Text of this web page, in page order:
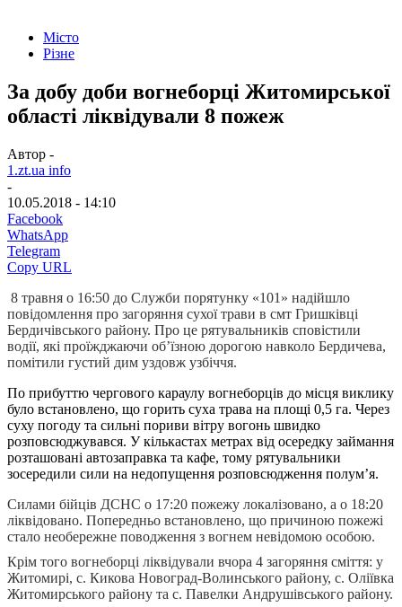
Місто
Різне
За добу доби вогнеборці Житомирської
області ліквідували 8 пожеж
Автор -
1.zt.ua info
-
10.05.2018 - 14:10
Facebook
WhatsApp
Telegram
Copy URL
8 травня о 16:50 до Служби порятунку «101» надійшло
повідомлення про загоряння сухої трави в смт Гришківці
Бердичівського району. Про це рятувальників сповістили
водії, які проїжджаючи об’їзною дорогою навколо Бердичева,
помітили густий дим уздовж узбіччя.
По прибуттю чергового караулу вогнеборців до місця виклику
було встановлено, що горить суха трава на площі 0,5 га. Через
суху погоду та сильні пориви вітру вогонь швидко
розповсюджувався. У кількастах метрах від осередку займання
розташовані автозаправка та кафе, тому рятувальники
зосередили сили на недопущення розповсюдження полум’я.
Силами бійців ДСНС о 17:20 пожежу локалізовано, а о 18:20
ліквідовано. Попередньо встановлено, що причиною пожежі
стало необережне поводження з вогнем невідомою особою.
Крім того вогнеборці ліквідували вчора 4 загоряння сміття: у
Житомирі, с. Кикова Новоград-Волинського району, с. Оліївка
Житомирського району та с. Павелки Андрушівського району.